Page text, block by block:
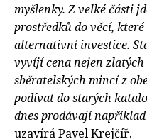
myšlenky. Z velké části
prostředků do věcí,
alternativní investice.
vyvíjí cena nejen
sběratelských mincí z
podívat do starých
dnes prodávají
uzavírá Pavel Krejčíř.